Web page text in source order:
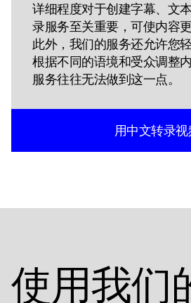
详细程度对于创建字幕、文
录服务至关重要，可使内容
此外，我们的服务还允许您
根据不同的语境和受众调整
服务往往无法做到这一点。
用中文转录视
使用我们